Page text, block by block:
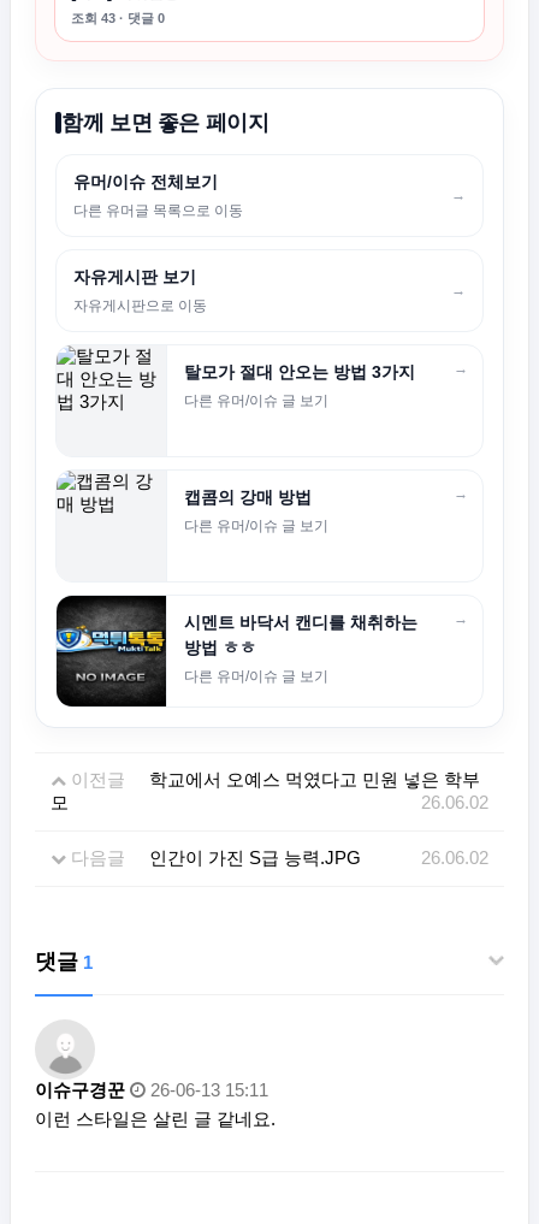
조회 43 · 댓글 0
함께 보면 좋은 페이지
유머/이슈 전체보기
다른 유머글 목록으로 이동
→
자유게시판 보기
자유게시판으로 이동
→
탈모가 절대 안오는 방법 3가지
다른 유머/이슈 글 보기
→
캡콤의 강매 방법
다른 유머/이슈 글 보기
→
시멘트 바닥서 캔디를 채취하는
방법 ㅎㅎ
다른 유머/이슈 글 보기
→
이전글
학교에서 오예스 먹였다고 민원 넣은 학부
모
26.06.02
다음글 인간이 가진 S급 능력.JPG 26.06.02
댓글 1
이슈구경꾼
26-06-13 15:11
이런 스타일은 살린 글 같네요.